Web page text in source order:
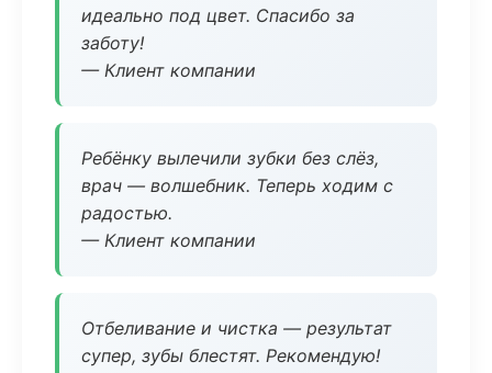
идеально под цвет. Спасибо за
заботу!
— Клиент компании
Ребёнку вылечили зубки без слёз,
врач — волшебник. Теперь ходим с
радостью.
— Клиент компании
Отбеливание и чистка — результат
супер, зубы блестят. Рекомендую!